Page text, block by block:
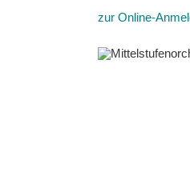
zur Online-